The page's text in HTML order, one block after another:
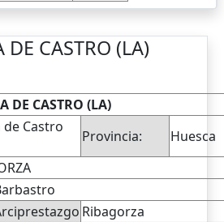
DE CASTRO (LA)
DE CASTRO (LA)
de Castro
Provincia:
Huesca
Ribagorza